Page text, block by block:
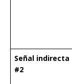
Señal indirecta
#2